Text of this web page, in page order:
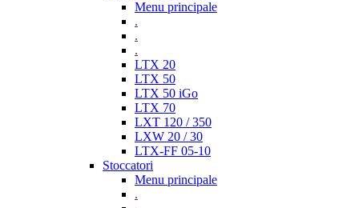
Menu principale
.
.
.
LTX 20
LTX 50
LTX 50 iGo
LTX 70
LXT 120 / 350
LXW 20 / 30
LTX-FF 05-10
Stoccatori
Menu principale
.